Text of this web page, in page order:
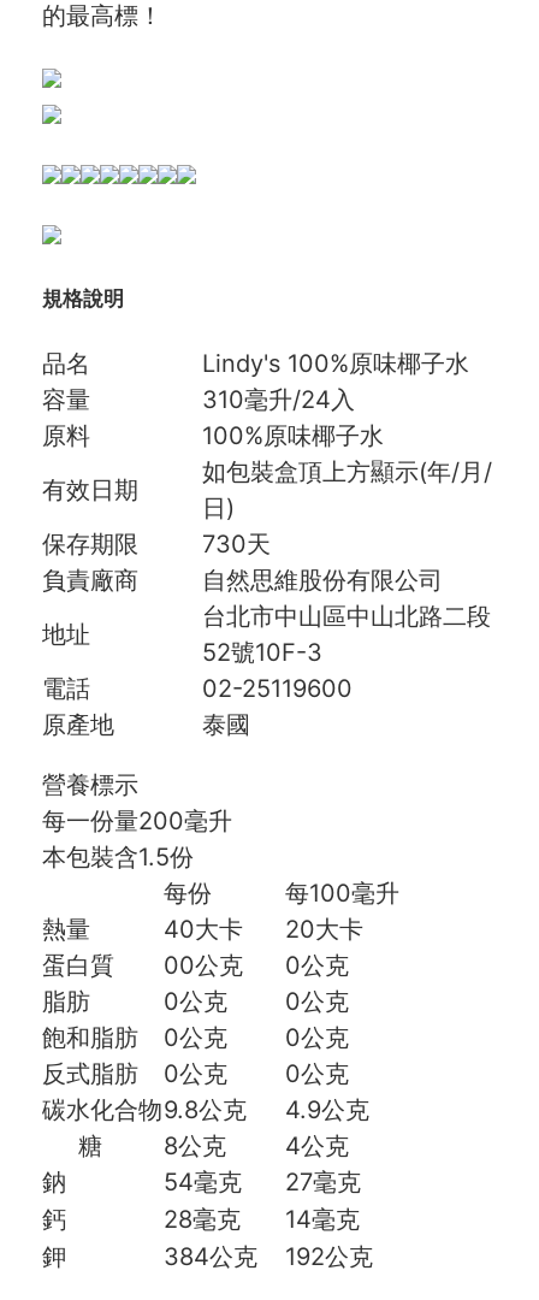
的最高標！
規格說明
品名
Lindy's 100%原味椰子水
容量
310毫升/24入
原料
100%原味椰子水
有效日期
如包裝盒頂上方顯示(年/月/
日)
保存期限
730天
負責廠商
自然思維股份有限公司
地址
台北市中山區中山北路二段
52號10F-3
電話
02-25119600
原產地
泰國
營養標示
每一份量200毫升
本包裝含1.5份
每份
每100毫升
熱量
40大卡
20大卡
蛋白質
00公克
0公克
脂肪
0公克
0公克
飽和脂肪
0公克
0公克
反式脂肪
0公克
0公克
碳水化合物9.8公克
4.9公克
糖
8公克
4公克
鈉
54毫克
27毫克
鈣
28毫克
14毫克
鉀
384公克 192公克